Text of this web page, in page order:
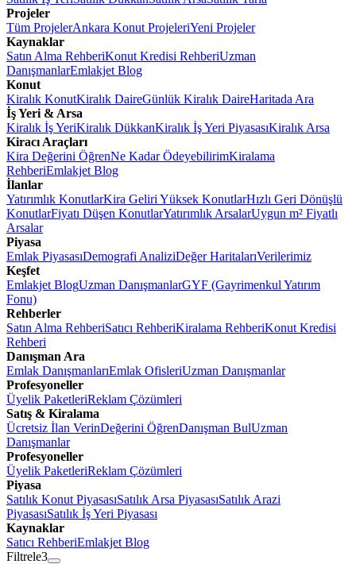
Projeler
Tüm ProjelerAnkara Konut ProjeleriYeni Projeler
Kaynaklar
Satın Alma RehberiKonut Kredisi RehberiUzman
DanışmanlarEmlakjet Blog
Konut
Kiralık KonutKiralık DaireGünlük Kiralık DaireHaritada Ara
İş Yeri & Arsa
Kiralık İş YeriKiralık DükkanKiralık İş Yeri PiyasasıKiralık Arsa
Kiracı Araçları
Kira Değerini ÖğrenNe Kadar ÖdeyebilirimKiralama
RehberiEmlakjet Blog
İlanlar
Yatırımlık KonutlarKira Geliri Yüksek KonutlarHızlı Geri Dönüşlü
KonutlarFiyatı Düşen KonutlarYatırımlık ArsalarUygun m² Fiyatlı
Arsalar
Piyasa
Emlak PiyasasıDemografi AnaliziDeğer HaritalarıVerilerimiz
Keşfet
Emlakjet BlogUzman DanışmanlarGYF (Gayrimenkul Yatırım
Fonu)
Rehberler
Satın Alma RehberiSatıcı RehberiKiralama RehberiKonut Kredisi
Rehberi
Danışman Ara
Emlak DanışmanlarıEmlak OfisleriUzman Danışmanlar
Profesyoneller
Üyelik PaketleriReklam Çözümleri
Satış & Kiralama
Ücretsiz İlan VerinDeğerini ÖğrenDanışman BulUzman
Danışmanlar
Profesyoneller
Üyelik PaketleriReklam Çözümleri
Piyasa
Satılık Konut PiyasasıSatılık Arsa PiyasasıSatılık Arazi
PiyasasıSatılık İş Yeri Piyasası
Kaynaklar
Satıcı RehberiEmlakjet Blog
Filtrele3